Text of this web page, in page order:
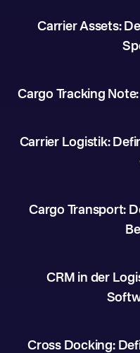
Carrier Assets:
Cargo Tracking
Carrier Logistik:
Cargo Transport:
CRM in der
Cross Docking: